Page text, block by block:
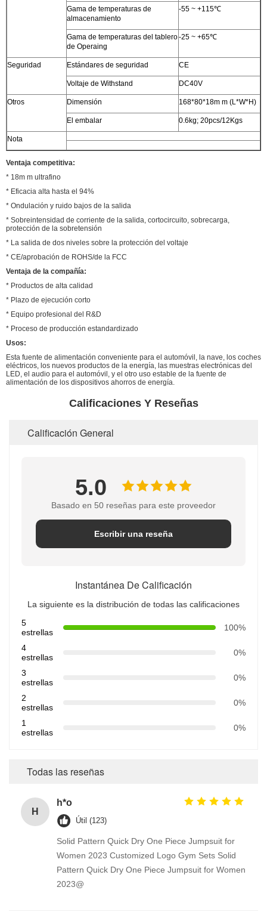
Gama de temperaturas de
almacenamiento
-55 ~ +115℃
Gama de temperaturas del tablero
de Operaing
-25 ~ +65℃
Seguridad Estándares de seguridad CE
Voltaje de Withstand DC40V
Otros Dimensión 168*80*18m m (L*W*H)
El embalar 0.6kg; 20pcs/12Kgs
Nota
Ventaja competitiva:
* 18m m ultrafino
* Eficacia alta hasta el 94%
* Ondulación y ruido bajos de la salida
* Sobreintensidad de corriente de la salida, cortocircuito, sobrecarga,
protección de la sobretensión
* La salida de dos niveles sobre la protección del voltaje
* CE/aprobación de ROHS/de la FCC
Ventaja de la compañía:
* Productos de alta calidad
* Plazo de ejecución corto
* Equipo profesional del R&D
* Proceso de producción estandardizado
Usos:
Esta fuente de alimentación conveniente para el automóvil, la nave, los coches
eléctricos, los nuevos productos de la energía, las muestras electrónicas del
LED, el audio para el automóvil, y el otro uso estable de la fuente de
alimentación de los dispositivos ahorros de energía.
Calificaciones Y Reseñas
Calificación General
5.0
Basado en 50 reseñas para este proveedor
Escribir una reseña
Instantánea De Calificación
La siguiente es la distribución de todas las calificaciones
5
estrellas
100%
4
estrellas
0%
3
estrellas
0%
2
estrellas
0%
1
estrellas
0%
Todas las reseñas
H
h*o
Útil (123)
Solid Pattern Quick Dry One Piece Jumpsuit for
Women 2023 Customized Logo Gym Sets Solid
Pattern Quick Dry One Piece Jumpsuit for Women
2023@